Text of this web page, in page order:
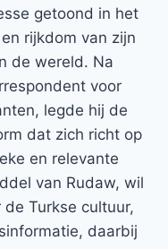
getoond in het
rijkdom van zijn
de wereld. Na
voor
legde hij de
dat zich richt op
en relevante
van Rudaw, wil
Turkse cultuur,
daarbij